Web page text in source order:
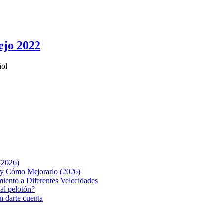
2022
Cómo Mejorarlo (2026)
a Diferentes Velocidades
pelotón?
darte cuenta